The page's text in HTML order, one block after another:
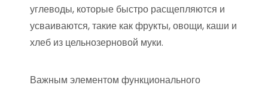
углеводы, которые быстро расщепляются и
усваиваются, такие как фрукты, овощи, каши и
хлеб из цельнозерновой муки.
Важным элементом функционального